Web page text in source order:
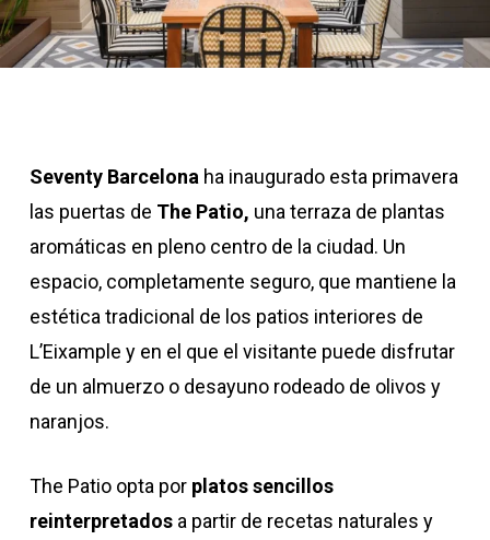
Seventy Barcelona ha inaugurado esta primavera
las puertas de The Patio, una terraza de plantas
aromáticas en pleno centro de la ciudad. Un
espacio, completamente seguro, que mantiene la
estética tradicional de los patios interiores de
L’Eixample y en el que el visitante puede disfrutar
de un almuerzo o desayuno rodeado de olivos y
naranjos.
The Patio opta por platos sencillos
reinterpretadosa partir de recetas naturales y